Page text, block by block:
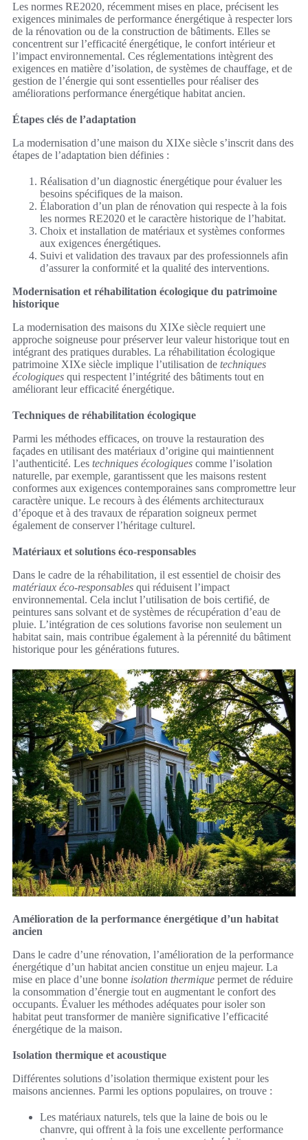
Les normes RE2020, récemment mises en place, précisent les
exigences minimales de performance énergétique à respecter lors
de la rénovation ou de la construction de bâtiments. Elles se
concentrent sur l’efficacité énergétique, le confort intérieur et
l’impact environnemental. Ces réglementations intègrent des
exigences en matière d’isolation, de systèmes de chauffage, et de
gestion de l’énergie qui sont essentielles pour réaliser des
améliorations performance énergétique habitat ancien.
Étapes clés de l’adaptation
La modernisation d’une maison du XIXe siècle s’inscrit dans des
étapes de l’adaptation bien définies :
Réalisation d’un diagnostic énergétique pour évaluer les
besoins spécifiques de la maison.
Élaboration d’un plan de rénovation qui respecte à la fois
les normes RE2020 et le caractère historique de l’habitat.
Choix et installation de matériaux et systèmes conformes
aux exigences énergétiques.
Suivi et validation des travaux par des professionnels afin
d’assurer la conformité et la qualité des interventions.
Modernisation et réhabilitation écologique du patrimoine
historique
La modernisation des maisons du XIXe siècle requiert une
approche soigneuse pour préserver leur valeur historique tout en
intégrant des pratiques durables. La réhabilitation écologique
patrimoine XIXe siècle implique l’utilisation de techniques
écologiques qui respectent l’intégrité des bâtiments tout en
améliorant leur efficacité énergétique.
Techniques de réhabilitation écologique
Parmi les méthodes efficaces, on trouve la restauration des
façades en utilisant des matériaux d’origine qui maintiennent
l’authenticité. Les techniques écologiques comme l’isolation
naturelle, par exemple, garantissent que les maisons restent
conformes aux exigences contemporaines sans compromettre leur
caractère unique. Le recours à des éléments architecturaux
d’époque et à des travaux de réparation soigneux permet
également de conserver l’héritage culturel.
Matériaux et solutions éco-responsables
Dans le cadre de la réhabilitation, il est essentiel de choisir des
matériaux éco-responsables qui réduisent l’impact
environnemental. Cela inclut l’utilisation de bois certifié, de
peintures sans solvant et de systèmes de récupération d’eau de
pluie. L’intégration de ces solutions favorise non seulement un
habitat sain, mais contribue également à la pérennité du bâtiment
historique pour les générations futures.
Amélioration de la performance énergétique d’un habitat
ancien
Dans le cadre d’une rénovation, l’amélioration de la performance
énergétique d’un habitat ancien constitue un enjeu majeur. La
mise en place d’une bonne isolation thermique permet de réduire
la consommation d’énergie tout en augmentant le confort des
occupants. Évaluer les méthodes adéquates pour isoler son
habitat peut transformer de manière significative l’efficacité
énergétique de la maison.
Isolation thermique et acoustique
Différentes solutions d’isolation thermique existent pour les
maisons anciennes. Parmi les options populaires, on trouve :
Les matériaux naturels, tels que la laine de bois ou le
chanvre, qui offrent à la fois une excellente performance